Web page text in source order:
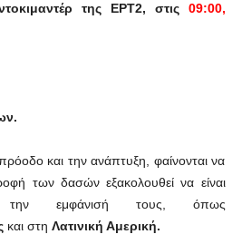
της ΕΡΤ2, στις 09:00,
και την ανάπτυξη, φαίνονται να
των δασών εξακολουθεί να είναι
την εμφάνισή τους, όπως
και στη Λατινική Αμερική.